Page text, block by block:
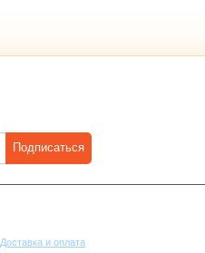
Подписаться
Доставка и оплата